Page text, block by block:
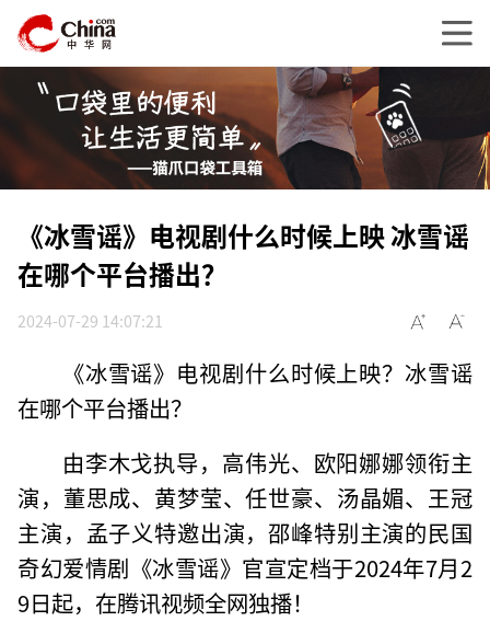
《冰雪谣》电视剧什么时候上映 冰雪谣
在哪个平台播出？
2024-07-29 14:07:21
《冰雪谣》电视剧什么时候上映？冰雪谣
在哪个平台播出？
由李木戈执导，高伟光、欧阳娜娜领衔主
演，董思成、黄梦莹、任世豪、汤晶媚、王冠
主演，孟子义特邀出演，邵峰特别主演的民国
奇幻爱情剧《冰雪谣》官宣定档于2024年7月2
9日起，在腾讯视频全网独播！